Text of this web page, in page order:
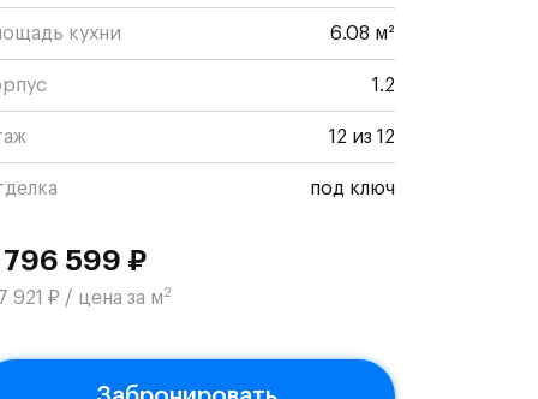
кухни 6.08 м²
1.2
12 из 12
под ключ
599 ₽
921 ₽ / цена за м2